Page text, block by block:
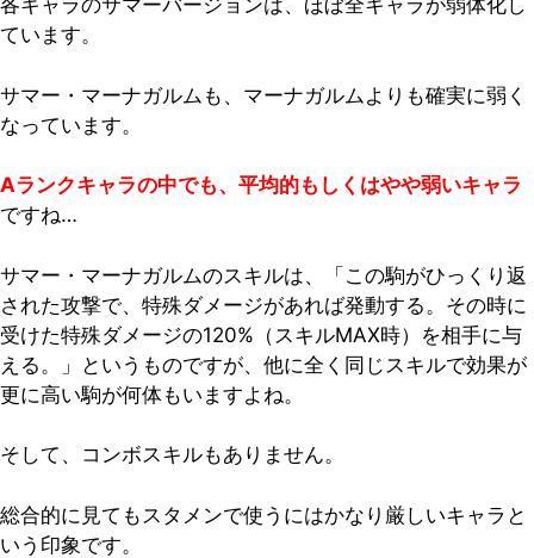
各キャラのサマーバージョンは、ほぼ全キャラが弱体化し
ています。
サマー・マーナガルムも、マーナガルムよりも確実に弱く
なっています。
Aランクキャラの中でも、平均的もしくはやや弱いキャラ
ですね…
サマー・マーナガルムのスキルは、「この駒がひっくり返
された攻撃で、特殊ダメージがあれば発動する。その時に
受けた特殊ダメージの120%（スキルMAX時）を相手に与
える。」というものですが、他に全く同じスキルで効果が
更に高い駒が何体もいますよね。
そして、コンボスキルもありません。
総合的に見てもスタメンで使うにはかなり厳しいキャラと
いう印象です。